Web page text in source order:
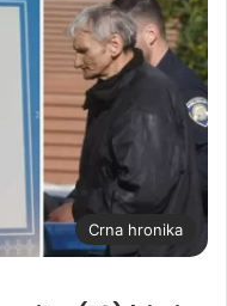
Crna hronika